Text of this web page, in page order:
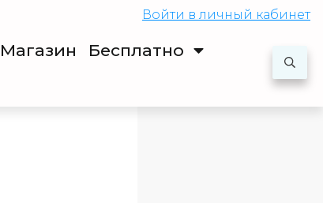
Войти в личный кабинет
Магазин
Бесплатно